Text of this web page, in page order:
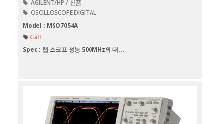
AGILENT/HP / 신품
OSCILLOSCOPE DIGITAL
Model : MSO7054A
Call
Spec : 랩 스코프 성능 500MHz의 대...